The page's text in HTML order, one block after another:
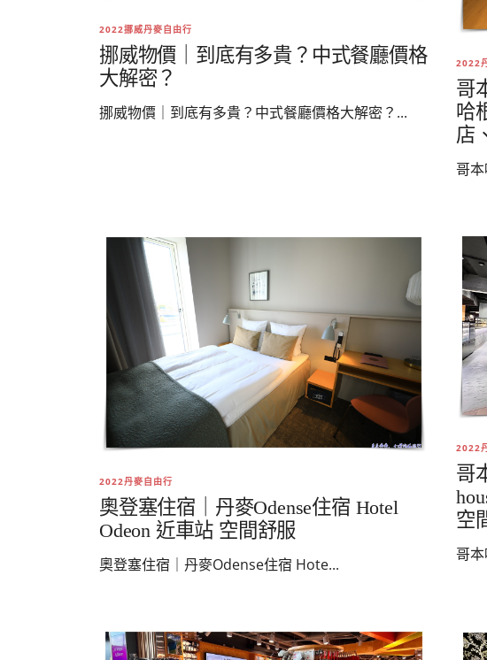
2022挪威丹麥自由行
挪威物價｜到底有多貴？中式餐廳價格
大解密？
挪威物價｜到底有多貴？中式餐廳價格大解密？...
2022
哥
哈
店
哥
2022丹麥自由行
奧登塞住宿｜丹麥Odense住宿 Hotel
Odeon 近車站 空間舒服
奧登塞住宿｜丹麥Odense住宿 Hote...
2022
哥
空
哥